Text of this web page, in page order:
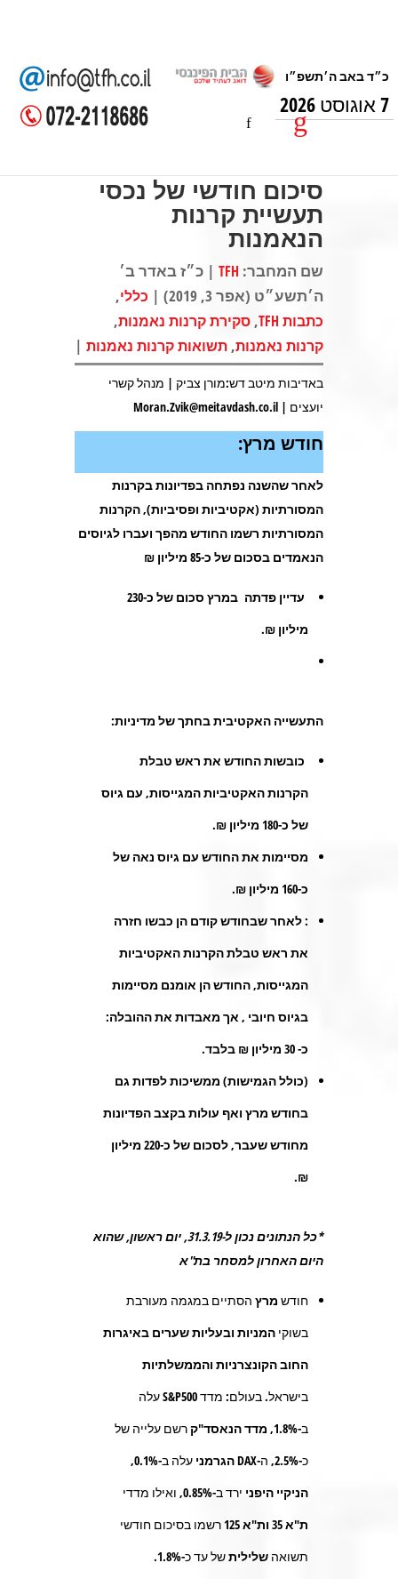
7 אוגוסט 2026
סיכום חודשי של נכסי
תעשיית קרנות
הנאמנות
שם המחבר: TFH | כ״ז באדר ב׳
ה׳תשע״ט (אפר 3, 2019) |
כללי,
כתבות TFH , סקירת קרנות נאמנות,
קרנות נאמנות, תשואות קרנות נאמנות |
באדיבות מיטב דש:מורן צביק | מנהל קשרי
יועצים | Moran.Zvik@meitavdash.co.il
חודש מרץ:
לאחר שהשנה נפתחה בפדיונות בקרנות
המסורתיות (אקטיביות ופסיביות), הקרנות
המסורתיות רשמו החודש מהפך ועברו לגיוסים
הנאמדים בסכום של כ-85 מיליון ₪
עדיין פדתה במרץ סכום של כ-230
מיליון ₪.
התעשייה האקטיבית בחתך של מדיניות:
כובשות החודש את ראש טבלת
הקרנות האקטיביות המגייסות, עם גיוס
של כ-180 מיליון ₪.
מסיימות את החודש עם גיוס נאה של
כ-160 מיליון ₪.
: לאחר שבחודש קודם הן כבשו חזרה
את ראש טבלת הקרנות האקטיביות
המגייסות, החודש הן אומנם מסיימות
בגיוס חיובי , אך מאבדות את ההובלה:
כ- 30 מיליון ₪ בלבד.
(כולל הגמישות) ממשיכות לפדות גם
בחודש מרץ ואף עולות בקצב הפדיונות
מחודש שעבר, לסכום של כ-220 מיליון
₪.
*כל הנתונים נכון ל-31.3.19, יום ראשון, שהוא
היום האחרון למסחר בת"א
חודש מרץ הסתיים במגמה מעורבת
בשוקי המניות ובעליות שערים באיגרות
החוב הקונצרניות והממשלתיות
בישראל. בעולם: מדדS&P500עלה
ב-1.8%
, מדד הנאסד"קרשם עלייה של
כ-2.5%, ה-DAXהגרמני עלה ב-0.1%
,
הניקיי היפני ירד ב-0.85%, ואילו מדדי
ת"א 35
ות"א 125
רשמו בסיכום חודשי
תשואה שליליתשל עד כ-1.8%.